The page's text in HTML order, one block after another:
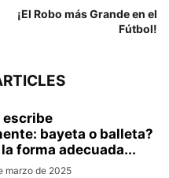
¡El Robo más Grande en el
Fútbol!
escribe
bayeta o balleta?
forma adecuada...
marzo de 2025